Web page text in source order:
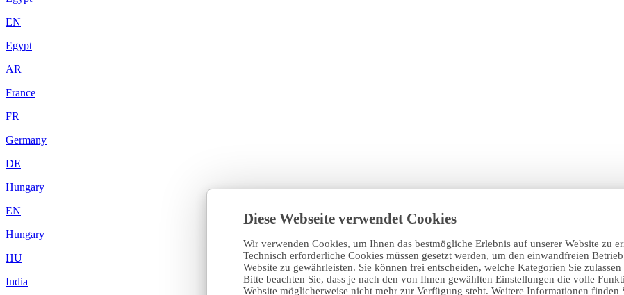
Diese Webseite verwendet Cookies
Wir verwenden Cookies, um Ihnen das bestmögliche Erlebnis auf unserer Website zu
Technisch erforderliche Cookies müssen gesetzt werden, um den einwandfreien
Website zu gewährleisten. Sie können frei entscheiden, welche Kategorien Sie zulassen
Bitte beachten Sie, dass je nach den von Ihnen gewählten Einstellungen die volle
Website möglicherweise nicht mehr zur Verfügung steht. Weitere Informationen finden
EN
Egypt
AR
France
FR
Germany
DE
Hungary
EN
Hungary
HU
India